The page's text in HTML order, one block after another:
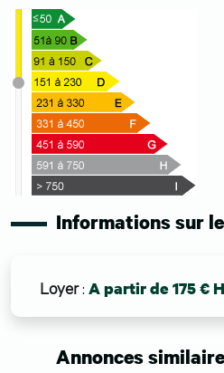
Informations sur
Loyer: A partir de 175 €
Annonces